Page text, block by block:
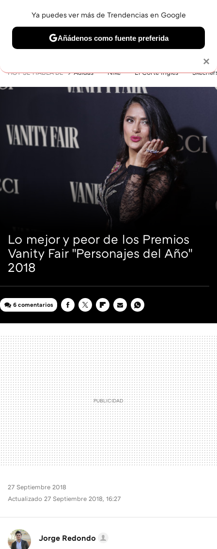
BELLEZA SHOPPING VIAJES GASTRO SNEAKERS
HOY SE HABLA DE Adidas Nike El Corte Inglés
Lo mejor y peor de los Premios
Vanity Fair "Personajes del Año"
2018
6 comentarios
27 Septiembre 2018
Actualizado 27 Septiembre 2018, 16:27
Jorge Redondo
×
Ya puedes ver más de Trendencias en Google
Añádenos como fuente preferida